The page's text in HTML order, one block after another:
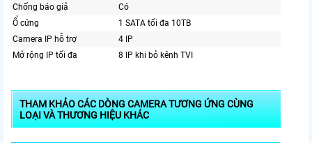
Chống báo giả
Có
Ổ cứng
1 SATA tối đa 10TB
Camera IP hỗ trợ
4 IP
Mở rộng IP tối đa
8 IP khi bỏ kênh TVI
THAM KHẢO CÁC DÒNG CAMERA TƯƠNG ỨNG CÙNG
LOẠI VÀ THƯƠNG HIỆU KHÁC